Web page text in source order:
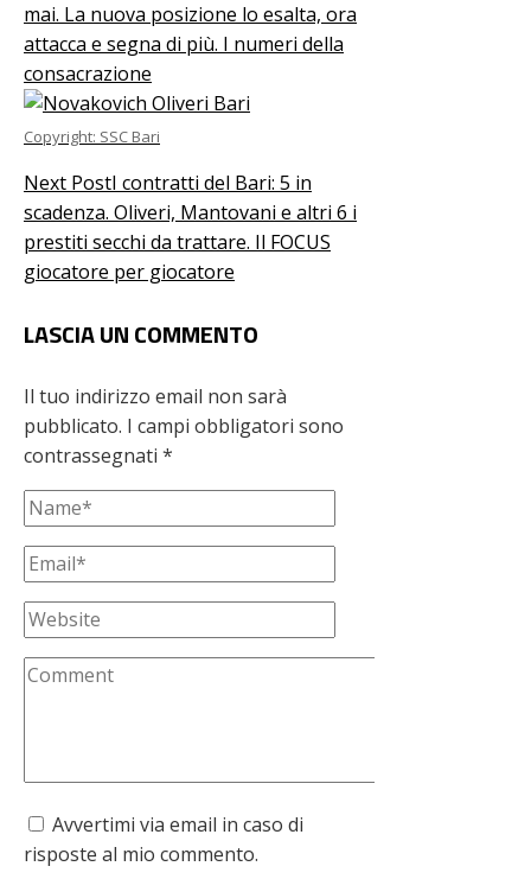
mai. La nuova posizione lo esalta, ora
attacca e segna di più. I numeri della
consacrazione
Copyright: SSC Bari
Next PostI contratti del Bari: 5 in
scadenza. Oliveri, Mantovani e altri 6 i
prestiti secchi da trattare. Il FOCUS
giocatore per giocatore
LASCIA UN COMMENTO
Il tuo indirizzo email non sarà
pubblicato. I campi obbligatori sono
contrassegnati *
Avvertimi via email in caso di
risposte al mio commento.